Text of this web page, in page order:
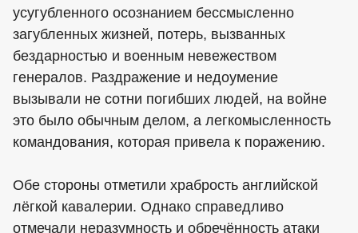
усугубленного осознанием бессмысленно
загубленных жизней, потерь, вызванных
бездарностью и военным невежеством
генералов. Раздражение и недоумение
вызывали не сотни погибших людей, на войне
это было обычным делом, а легкомысленность
командования, которая привела к поражению.
Обе стороны отметили храбрость английской
лёгкой кавалерии. Однако справедливо
отмечали неразумность и обречённость атаки